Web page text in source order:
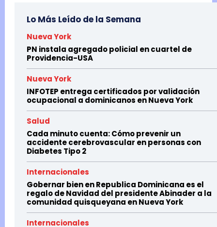
Lo Más Leído de la Semana
Nueva York
PN instala agregado policial en cuartel de
Providencia-USA
Nueva York
INFOTEP entrega certificados por validación
ocupacional a dominicanos en Nueva York
Salud
Cada minuto cuenta: Cómo prevenir un
accidente cerebrovascular en personas con
Diabetes Tipo 2
Internacionales
Gobernar bien en Republica Dominicana es el
regalo de Navidad del presidente Abinader a la
comunidad quisqueyana en Nueva York
Internacionales